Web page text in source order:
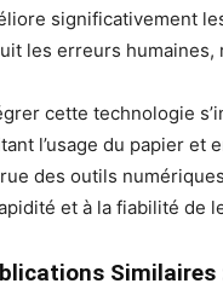
significativement
les erreurs
cette technologie
l’usage du papier et
des outils
et à la fiabilité de
Similaires